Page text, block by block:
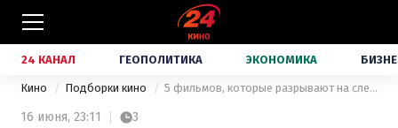
24 КАНАЛ ГЕОПОЛИТИКА ЭКОНОМИКА
Кино Подборки кино 5 фильмов, которые разрывают на слезы любого
16 июня, 23:11 3